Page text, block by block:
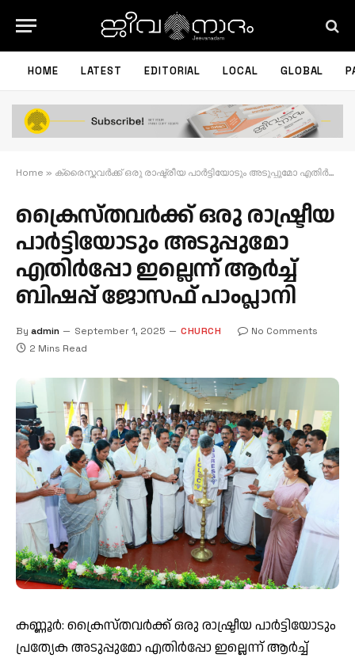
HOME LATEST EDITORIAL LOCAL GLOBAL
Home » ക്രൈസ്തവർക്ക് ഒരു രാഷ്ട്രീയ പാർട്ടിയോടും അടുപ്പുമോ എതിർപ്പോ ഇല്ലെന്ന് ആർച്ച് ബിഷപ്പ് ജോസഫ് പാംപ്ലാനി
ക്രൈസ്തവർക്ക് ഒരു രാഷ്ട്രീയ
പാർട്ടിയോടും അടുപ്പുമോ
എതിർപ്പോ ഇല്ലെന്ന് ആർച്ച്
ബിഷപ്പ് ജോസഫ് പാംപ്ലാനി
By admin September 1, 2025 CHURCH
No Comments
2 Mins Read
കണ്ണൂർ: ക്രൈസ്തവർക്ക് ഒരു രാഷ്ട്രീയ പാർട്ടിയോടും
പ്രത്യേക അടുപ്പുമോ എതിർപ്പോ ഇല്ലെന്ന് ആർച്ച്